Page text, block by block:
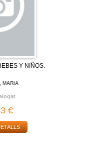
Y NIÑOS.
MARIA
€